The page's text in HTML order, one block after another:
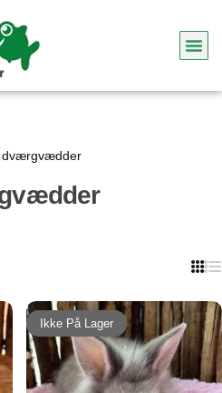
dværgvædder
Ikke På Lager